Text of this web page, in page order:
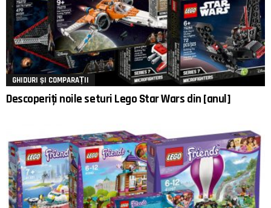
GHIDURI ȘI COMPARAȚII
Descoperiți noile seturi Lego Star Wars din [anul]